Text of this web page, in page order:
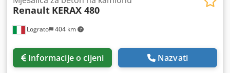
Lograto 404 km
Renault KERAX 480
Informacije o cijeni Nazvati